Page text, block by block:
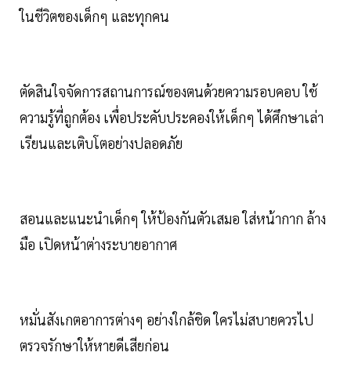
ในชีวิตของเด็กๆ และทุกคน
ตัดสินใจจัดการสถานการณ์ของตนด้วยความรอบคอบ ใช้
ความรู้ที่ถูกต้อง เพื่อประคับประคองให้เด็กๆ ได้ศึกษาเล่า
เรียนและเติบโตอย่างปลอดภัย
สอนและแนะนำเด็กๆ ให้ป้องกันตัวเสมอ ใส่หน้ากาก ล้าง
มือ เปิดหน้าต่างระบายอากาศ
หมั่นสังเกตอาการต่างๆ อย่างใกล้ชิด ใครไม่สบายควรไป
ตรวจรักษาให้หายดีเสียก่อน